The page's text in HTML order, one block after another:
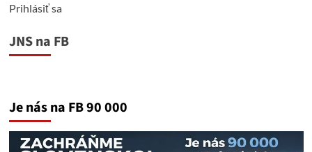
Prihlásiť sa
JNS na FB
Je nás na FB 90 000